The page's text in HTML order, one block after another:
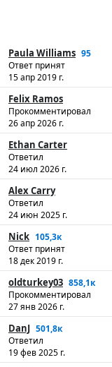
Paula Williams 95
Ответ принят
15 апр 2019 г.
Felix Ramos
Прокомментировал
26 апр 2026 г.
Ethan Carter
Ответил
24 июл 2026 г.
Alex Carry
Ответил
24 июн 2025 г.
Nick 105,3к
Ответ принят
18 дек 2019 г.
oldturkey03 858,1к
Прокомментировал
27 янв 2026 г.
DanJ 501,8к
Ответил
19 фев 2025 г.